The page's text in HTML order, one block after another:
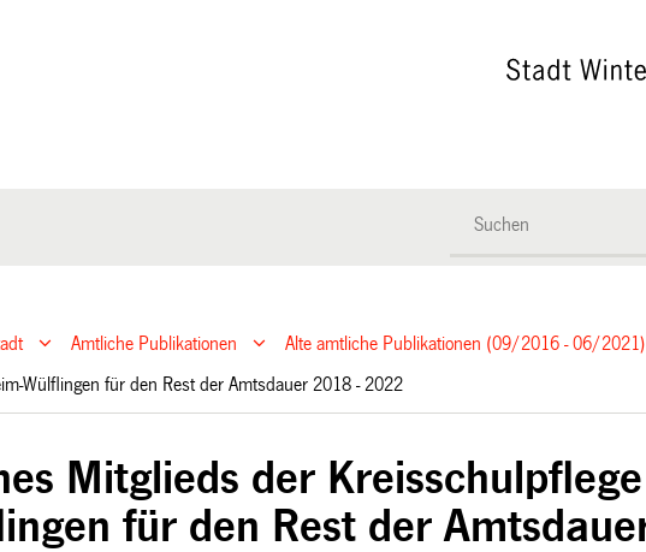
Amtliche Publikationen Alte amtliche Publikationen (09/2016 - 06/2021)
Wülflingen für den Rest der Amtsdauer 2018 - 2022
Mitglieds der Kreisschulpflege
für den Rest der